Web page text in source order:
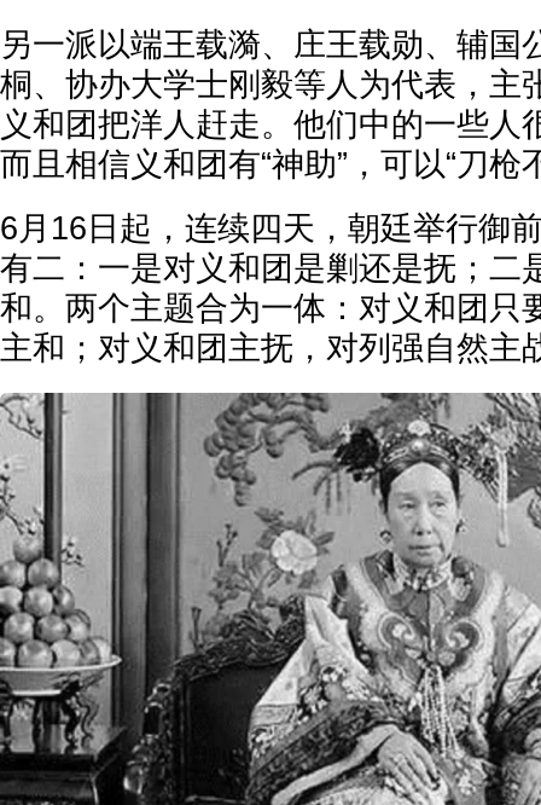
另一派以端王载漪、庄王载勋、辅国
桐、协办大学士刚毅等人为代表，主
义和团把洋人赶走。他们中的一些人
而且相信义和团有“神助”，可以“刀枪
6月16日起，连续四天，朝廷举行御
有二：一是对义和团是剿还是抚；二
和。两个主题合为一体：对义和团只
主和；对义和团主抚，对列强自然主